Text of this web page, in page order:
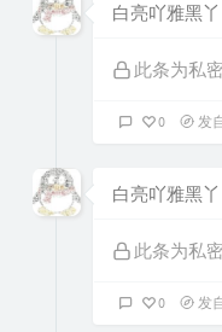
白亮吖雅黑丫
此条为私
0 发
白亮吖雅黑丫
此条为私
0 发